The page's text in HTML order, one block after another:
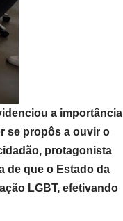
a importância
se propôs a ouvir o
protagonista
de que o Estado da
LGBT, efetivando